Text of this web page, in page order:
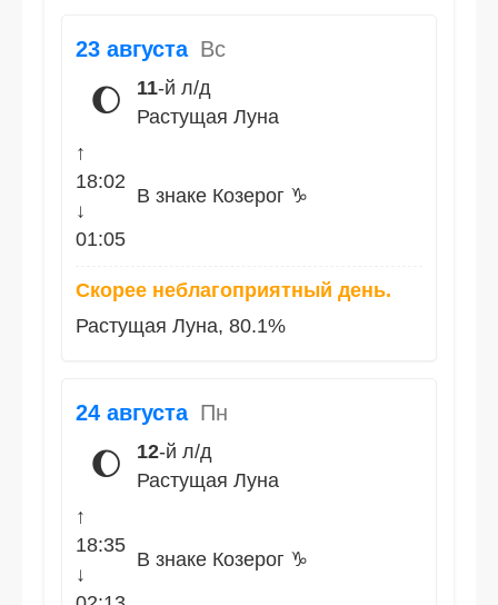
23 августа Вс
🌔 11-й л/д
Растущая Луна
↑
18:02
↓
01:05
В знаке Козерог ♑
Скорее неблагоприятный день.
Растущая Луна, 80.1%
24 августа Пн
🌔 12-й л/д
Растущая Луна
↑
18:35
↓
В знаке Козерог ♑